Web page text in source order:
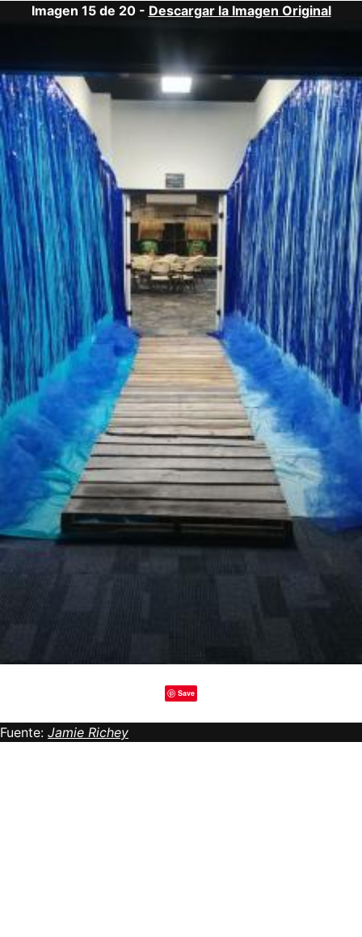
Imagen 15 de 20 - Descargar la Imagen Original
Save
Fuente: Jamie Richey